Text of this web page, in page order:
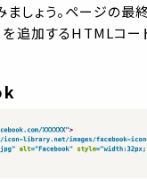
ましょう。ページの最
を追加するHTMLコ